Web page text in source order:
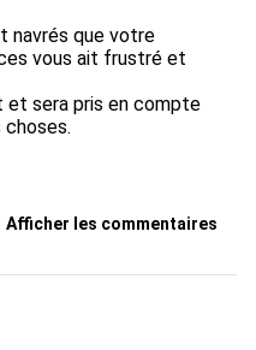
navrés que votre
vous ait frustré et
sera pris en compte
Afficher les commentaires